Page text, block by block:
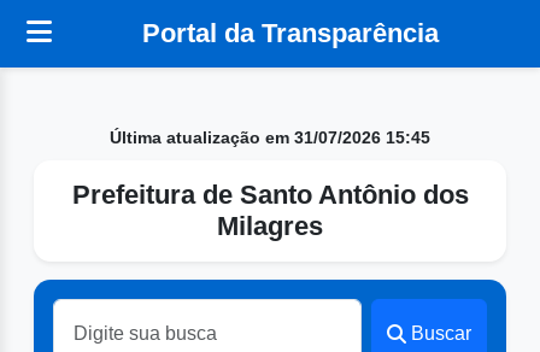
Portal da Transparência
Última atualização em 31/07/2026 15:45
Prefeitura de Santo Antônio dos
Milagres
Buscar